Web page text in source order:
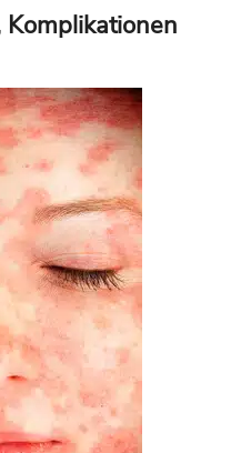
Komplikationen